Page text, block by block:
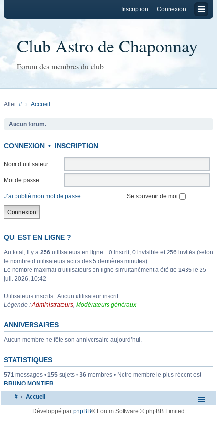
Connexion
Inscription
Club Astro de Chaponnay
Forum des membres du club
Aller: # Accueil
Aucun forum.
CONNEXION • INSCRIPTION
Nom d’utilisateur :
Mot de passe :
J’ai oublié mon mot de passe Se souvenir de moi
QUI EST EN LIGNE ?
Au total, il y a 256 utilisateurs en ligne :: 0 inscrit, 0 invisible et 256 invités (selon
le nombre d’utilisateurs actifs des 5 dernières minutes)
Le nombre maximal d’utilisateurs en ligne simultanément a été de 1435 le 25
juil. 2026, 10:42
Utilisateurs inscrits : Aucun utilisateur inscrit
Légende :Administrateurs, Modérateurs généraux
ANNIVERSAIRES
Aucun membre ne fête son anniversaire aujourd’hui.
STATISTIQUES
571 messages • 155 sujets • 36 membres • Notre membre le plus récent est
BRUNO MONTIER
#
Accueil
Développé par phpBB® Forum Software © phpBB Limited